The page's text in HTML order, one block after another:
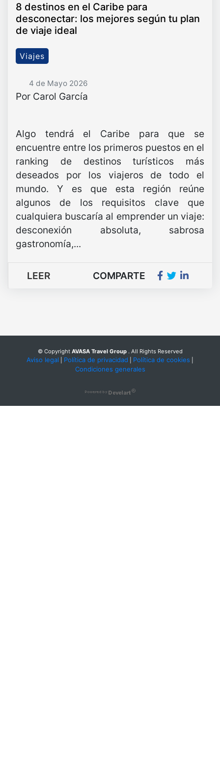
8 destinos en el Caribe para
desconectar: los mejores según tu plan
de viaje ideal
Viajes
4 de Mayo 2026
Por Carol García
Algo tendrá el Caribe para que se
encuentre entre los primeros puestos en el
ranking de destinos turísticos más
deseados por los viajeros de todo el
mundo. Y es que esta región reúne
algunos de los requisitos clave que
cualquiera buscaría al emprender un viaje:
desconexión absoluta, sabrosa
gastronomía,...
LEER COMPARTE
© Copyright AVASA Travel Group. All Rights Reserved
Aviso legal Política de privacidad Política de cookies
Condiciones generales